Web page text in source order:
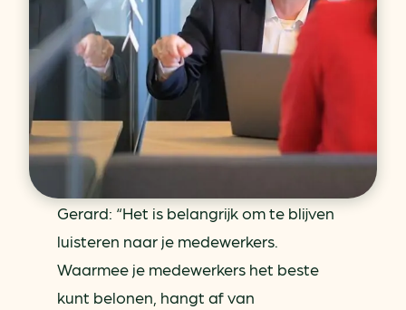
Gerard: “Het is belangrijk om te blijven
luisteren naar je medewerkers.
Waarmee je medewerkers het beste
kunt belonen, hangt af van